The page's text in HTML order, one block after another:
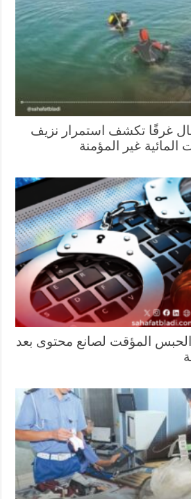
4 أطفال غرقًا تكشف استمرار نزيف
غير المؤمنة
المؤقت لصانع محتوى بعد